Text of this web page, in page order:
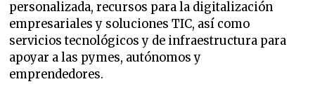
personalizada, recursos para la digitalización
empresariales y soluciones TIC, así como
servicios tecnológicos y de infraestructura para
apoyar a las pymes, autónomos y
emprendedores.